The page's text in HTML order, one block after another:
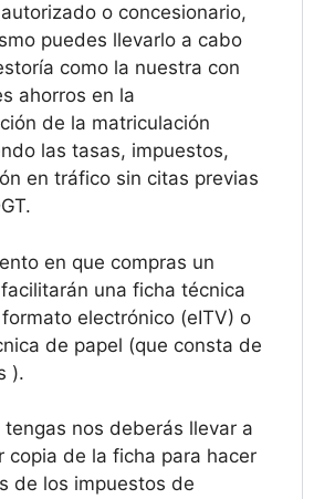
o concesionario,
puedes llevarlo a cabo
como la nuestra con
ahorros en la
de la matriculación
las tasas, impuestos,
en tráfico sin citas previas
en que compras un
una ficha técnica
electrónico (eITV) o
de papel (que consta de
).
tengas nos deberás llevar a
copia de la ficha para hacer
de los impuestos de